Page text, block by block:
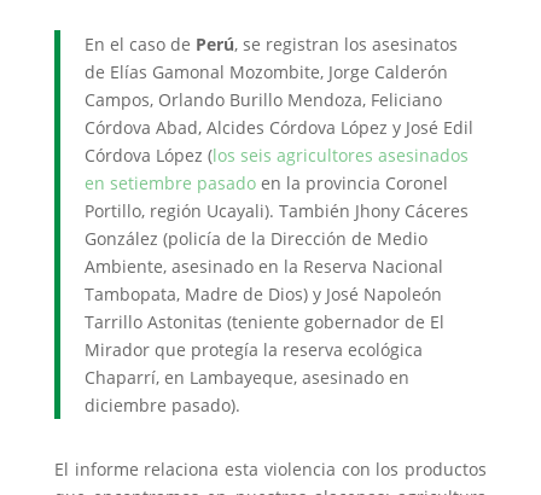
En el caso de Perú, se registran los asesinatos
de Elías Gamonal Mozombite, Jorge Calderón
Campos, Orlando Burillo Mendoza, Feliciano
Córdova Abad, Alcides Córdova López y José Edil
Córdova López (los seis agricultores asesinados
en setiembre pasadoen la provincia Coronel
Portillo, región Ucayali). También Jhony Cáceres
González (policía de la Dirección de Medio
Ambiente, asesinado en la Reserva Nacional
Tambopata, Madre de Dios) y José Napoleón
Tarrillo Astonitas (teniente gobernador de El
Mirador que protegía la reserva ecológica
Chaparrí, en Lambayeque, asesinado en
diciembre pasado).
El informe relaciona esta violencia con los productos